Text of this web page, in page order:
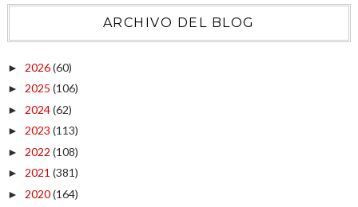
ARCHIVO DEL BLOG
► 2026(60)
► 2025 (106)
► 2024(62)
► 2023 (113)
► 2022 (108)
► 2021 (381)
► 2020(164)